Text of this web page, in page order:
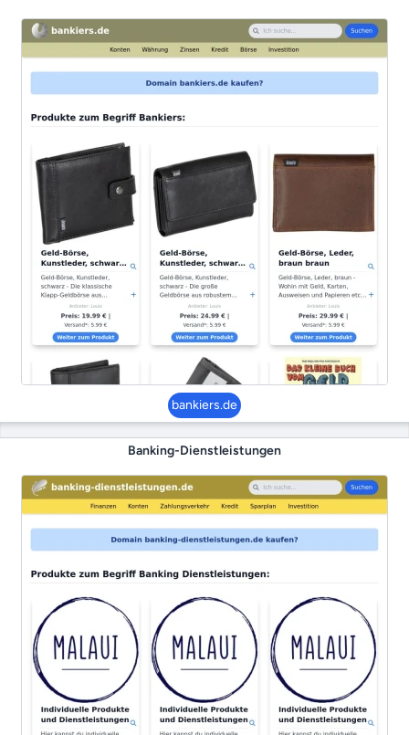
bankiers.de
Banking-Dienstleistungen